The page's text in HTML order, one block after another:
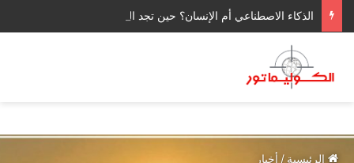
الرئيسية / أخبار